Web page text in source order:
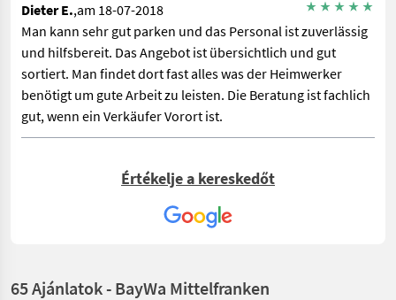
Dieter E.,am 18-07-2018
Man kann sehr gut parken und das Personal ist zuverlässig
und hilfsbereit. Das Angebot ist übersichtlich und gut
sortiert. Man findet dort fast alles was der Heimwerker
benötigt um gute Arbeit zu leisten. Die Beratung ist fachlich
gut, wenn ein Verkäufer Vorort ist.
Értékelje a kereskedőt
65 Ajánlatok - BayWa Mittelfranken